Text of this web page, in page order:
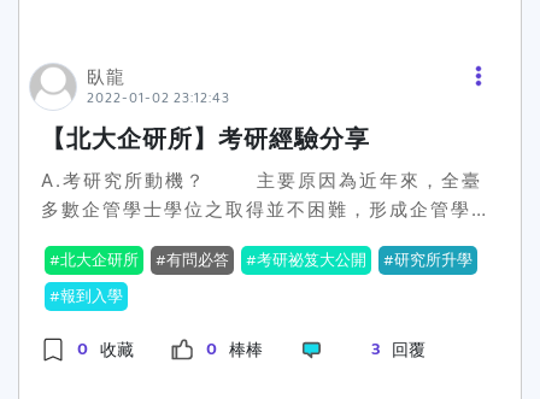
掉的同學中有跟我同班的，但我記得他在學成績比
我好，所以可能是我有講到老師想聽的內容吧！對
了，家裡本來反對我唸研究所，結果我錄取後才告
訴他們我有報名，他們也沒多說什麼。 接下來就是
找老師了，我比較晚錄取，所以熱門老師都被挑走
了，但沒關係，因為我是有想做的題目，我是帶著
想做的題目拜師的，觀察完系上網站各個老師的專
業之後我認為有三個老師可以拜師，跟第二個商談
時就決定選這位了！拜師時老師有先說明，跟他的
話要有自制力、要主動，我當時覺得：可以啊~我
很積極，後來才發現我錯了… 後來大四下學期我某
我從小到大都是成績都是中間而我也不想給自己極
大壓力(唸書念到崩潰的那種所以我台清交直接捨
去只報考四中(央山興正)與成大因為我認為這幾所
學校與自己的能力較匹配3. 考試內容通常包含什
麼？資管所考試包含英文、計算機概論、MIS中央
資管當時我的考試組合是：計算機概論、MIS其中
「計算機概論」是許多科目的組合其他學校都可以
在網路上查詢得到4. 筆試、面試是如何準備的？沒
有面試，筆試的話有補習，一開始每週行程就是補
習30% + 複習60% + 查新資料10%後期就是寫考
古題70% + 複習20% + 查新資料10%透過寫考古
臥龍
2022-01-02 23:12:43
【北大企研所】考研經驗分享
A.考研究所動機？ 主要原因為近年來，全臺
多數企管學士學位之取得並不困難，形成企管學士
泛，並未太專精深入某一領域，再加上許多企業中
的職位，碩士級的薪資往往較學士級來得高。
到以上三點之外，亦想就五管中的財務管理領域專
北大企研所 有問必答 考研祕笈大公開
研究所升學
報到入學
0 收藏 0 棒棒 3 回覆